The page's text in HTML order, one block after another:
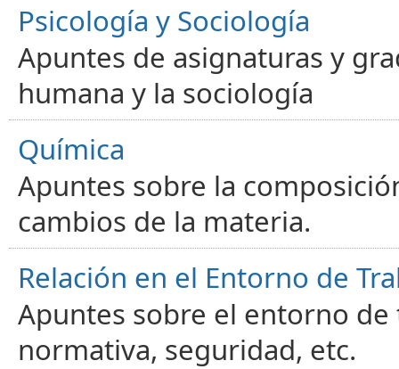
Psicología y Sociología
Apuntes de asignaturas y
humana y la sociología
Química
Apuntes sobre la
cambios de la materia.
Relación en el Entorno de
Apuntes sobre el entorno
normativa, seguridad, etc.